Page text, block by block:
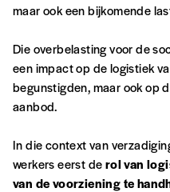
maar ook een bijkomende
Die overbelasting voor de
een impact op de logistiek
begunstigden, maar ook op
aanbod.
In die context van
werkers eerst derol van
van de voorziening te